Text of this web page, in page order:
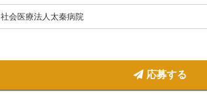
社会医療法人太秦病院
応募する